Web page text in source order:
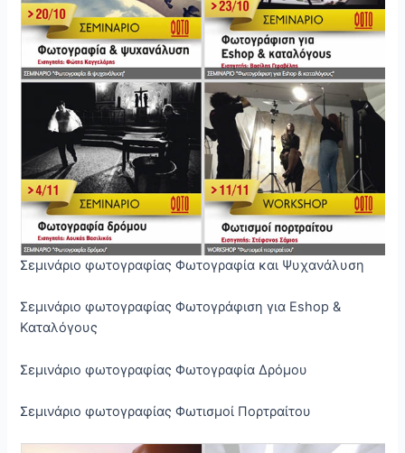
Σεμινάριο φωτογραφίας Φωτογραφία και Ψυχανάλυση
Σεμινάριο φωτογραφίας Φωτογράφιση για Eshop &
Καταλόγους
Σεμινάριο φωτογραφίας Φωτογραφία Δρόμου
Σεμινάριο φωτογραφίας Φωτισμοί Πορτραίτου